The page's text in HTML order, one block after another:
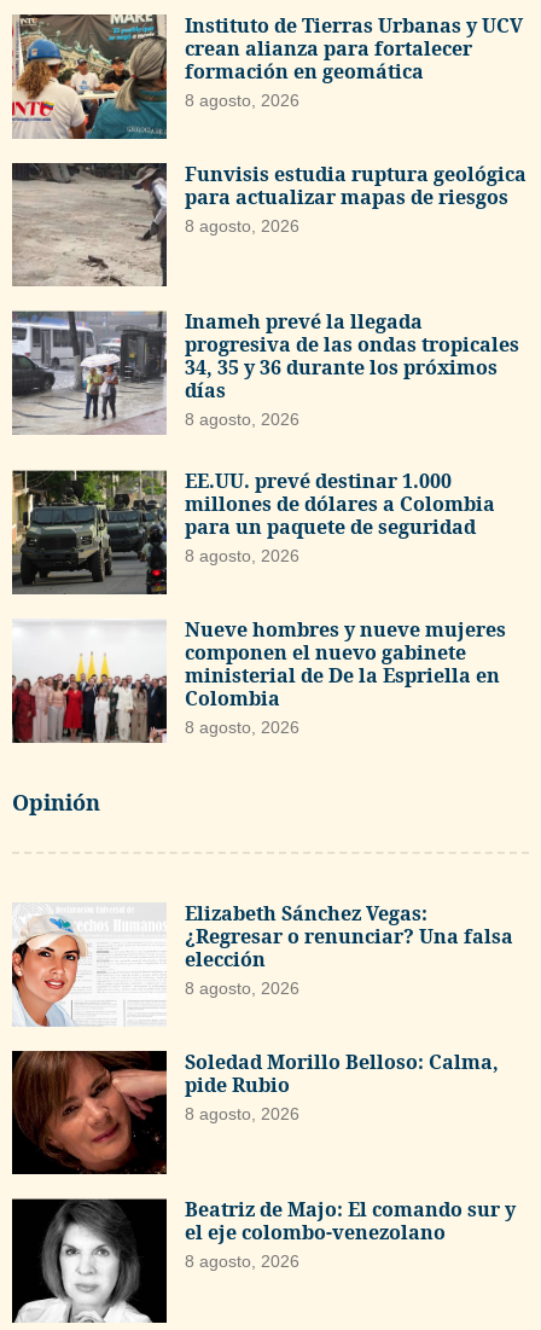
Instituto de Tierras Urbanas y UCV
crean alianza para fortalecer
formación en geomática
8 agosto, 2026
Funvisis estudia ruptura geológica
para actualizar mapas de riesgos
8 agosto, 2026
Inameh prevé la llegada
progresiva de las ondas tropicales
34, 35 y 36 durante los próximos
días
8 agosto, 2026
EE.UU. prevé destinar 1.000
millones de dólares a Colombia
para un paquete de seguridad
8 agosto, 2026
Nueve hombres y nueve mujeres
componen el nuevo gabinete
ministerial de De la Espriella en
Colombia
8 agosto, 2026
Opinión
Elizabeth Sánchez Vegas:
¿Regresar o renunciar? Una falsa
elección
8 agosto, 2026
Soledad Morillo Belloso: Calma,
pide Rubio
8 agosto, 2026
Beatriz de Majo: El comando sur y
el eje colombo-venezolano
8 agosto, 2026